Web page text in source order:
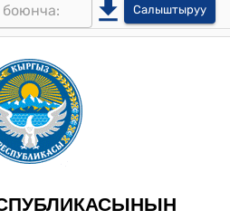
Салыштыруу